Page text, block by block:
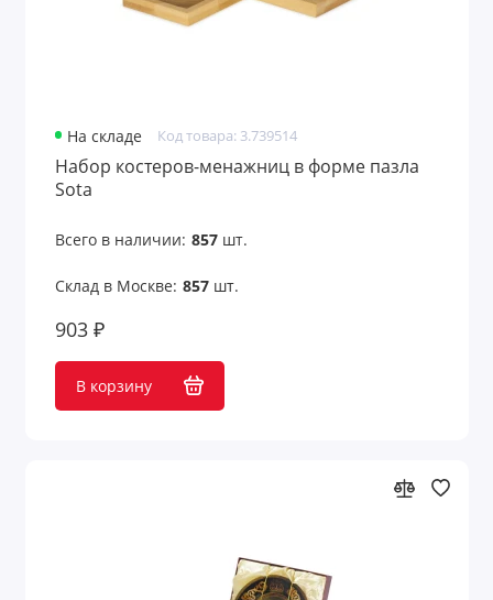
На складе Код товара: 3.739514
Набор костеров-менажниц в форме пазла
Sota
Всего в наличии: 857шт.
Склад в Москве: 857шт.
903 ₽
В корзину